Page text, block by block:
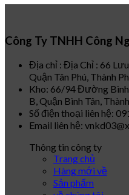
Công Ty TNHH Công
Địa chỉ : Địa Chỉ : 66
Quận Tân Phú, Thành
Kho: 66/94 Đường
B, Quận Bình Tân,
Số điện thoại liên hệ:
Email liên hệ:
Thông tin công ty
Trang chủ
Hàng mới về
Sản phẩm